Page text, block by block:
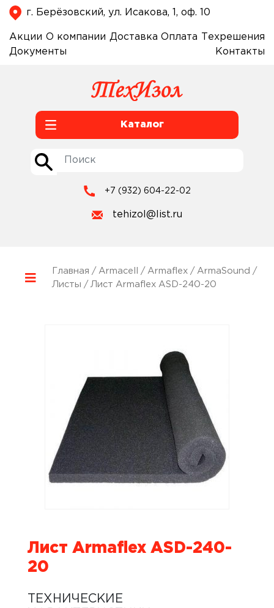
г. Берёзовский, ул. Исакова, 1, оф. 10
Акции О компании Доставка Оплата
Техрешения
Документы
Контакты
Каталог
+7 (932) 604-22-02
tehizol@list.ru
Главная / Armacell / Armaflex/ ArmaSound /
Листы / Лист Armaflex ASD-240-20
Лист Armaflex ASD-240-
20
ТЕХНИЧЕСКИЕ